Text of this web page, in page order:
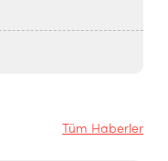
Tüm Haberler